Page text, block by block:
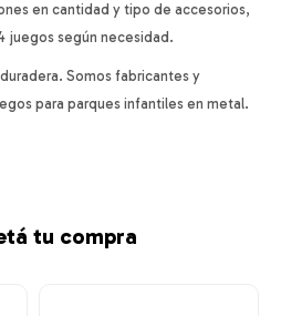
en cantidad y tipo de accesorios,
juegos según necesidad.
Somos fabricantes y
para parques infantiles en metal.
tu compra